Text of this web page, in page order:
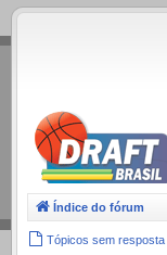
.
Índice do fórum
Tópicos sem resposta